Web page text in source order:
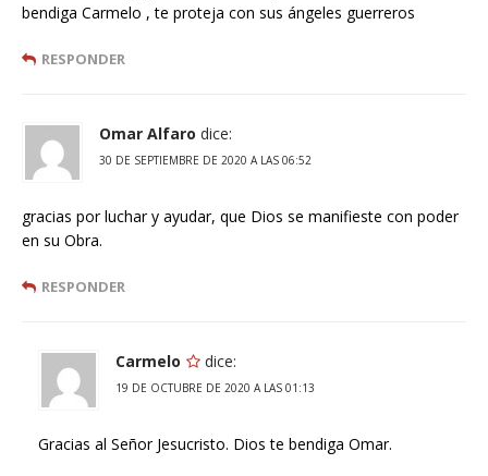
bendiga Carmelo , te proteja con sus ángeles guerreros
RESPONDER
Omar Alfaro dice:
30 DE SEPTIEMBRE DE 2020 A LAS 06:52
gracias por luchar y ayudar, que Dios se manifieste con poder
en su Obra.
RESPONDER
Carmelo dice:
19 DE OCTUBRE DE 2020 A LAS 01:13
Gracias al Señor Jesucristo. Dios te bendiga Omar.